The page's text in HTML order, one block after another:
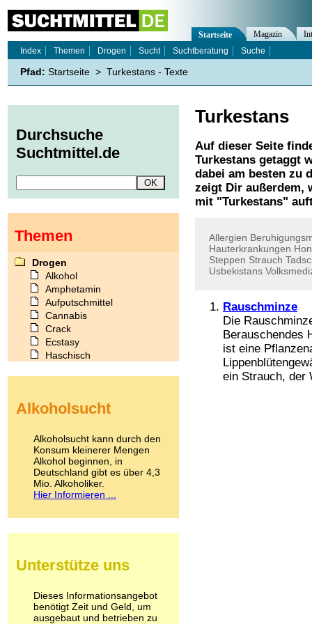
Turkestans
Auf dieser Seite
Turkestans getaggt
dabei am besten zu
zeigt Dir außerdem,
mit "Turkestans"
Allergien
Hauterkrankungen
Steppen Strauch
Usbekistans
Rauschminze
Die
Berauschendes
ist eine
ein Strauch, der
Startseite Magazin
Index
Themen Drogen Sucht Suchtberatung Suche
Pfad: Startseite > Turkestans - Texte
Durchsuche
Suchtmittel.de
Themen
Drogen
Alkohol
Amphetamin
Aufputschmittel
Cannabis
Crack
Ecstasy
Haschisch
Kokain
LSD
Marihuana
Medikamente
Meskalin
Metamphetamin
Methadon
Pilze
Psychopharmaka
Schlafmittel
Schmerzmittel
Alkoholsucht
Alkoholsucht kann durch den
Konsum kleinerer Mengen
Alkohol beginnen, in
Deutschland gibt es über 4,3
Mio. Alkoholiker.
Hier Informieren ...
Unterstütze uns
Dieses Informationsangebot
benötigt Zeit und Geld, um
ausgebaut und betrieben zu